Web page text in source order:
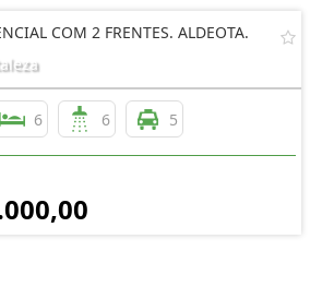
COM 2 FRENTES. ALDEOTA.
6 6 5